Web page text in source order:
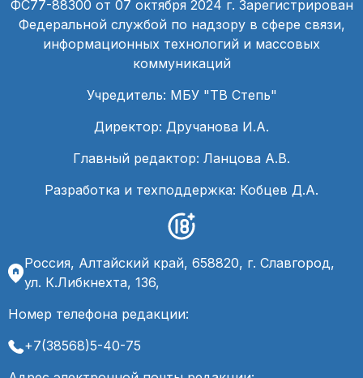
ФС77-88300 от 07 октября 2024 г. Зарегистрирован
Федеральной службой по надзору в сфере связи,
информационных технологий и массовых
коммуникаций
Учредитель: МБУ "ТВ Степь"
Директор: Дручанова И.А.
Главный редактор: Ланцова А.В.
Разработка и техподдержка: Кобцев Д.А.
Россия, Алтайский край, 658820, г. Славгород,
ул. К.Либкнехта, 136,
Номер телефона редакции:
+7(38568)5-40-75